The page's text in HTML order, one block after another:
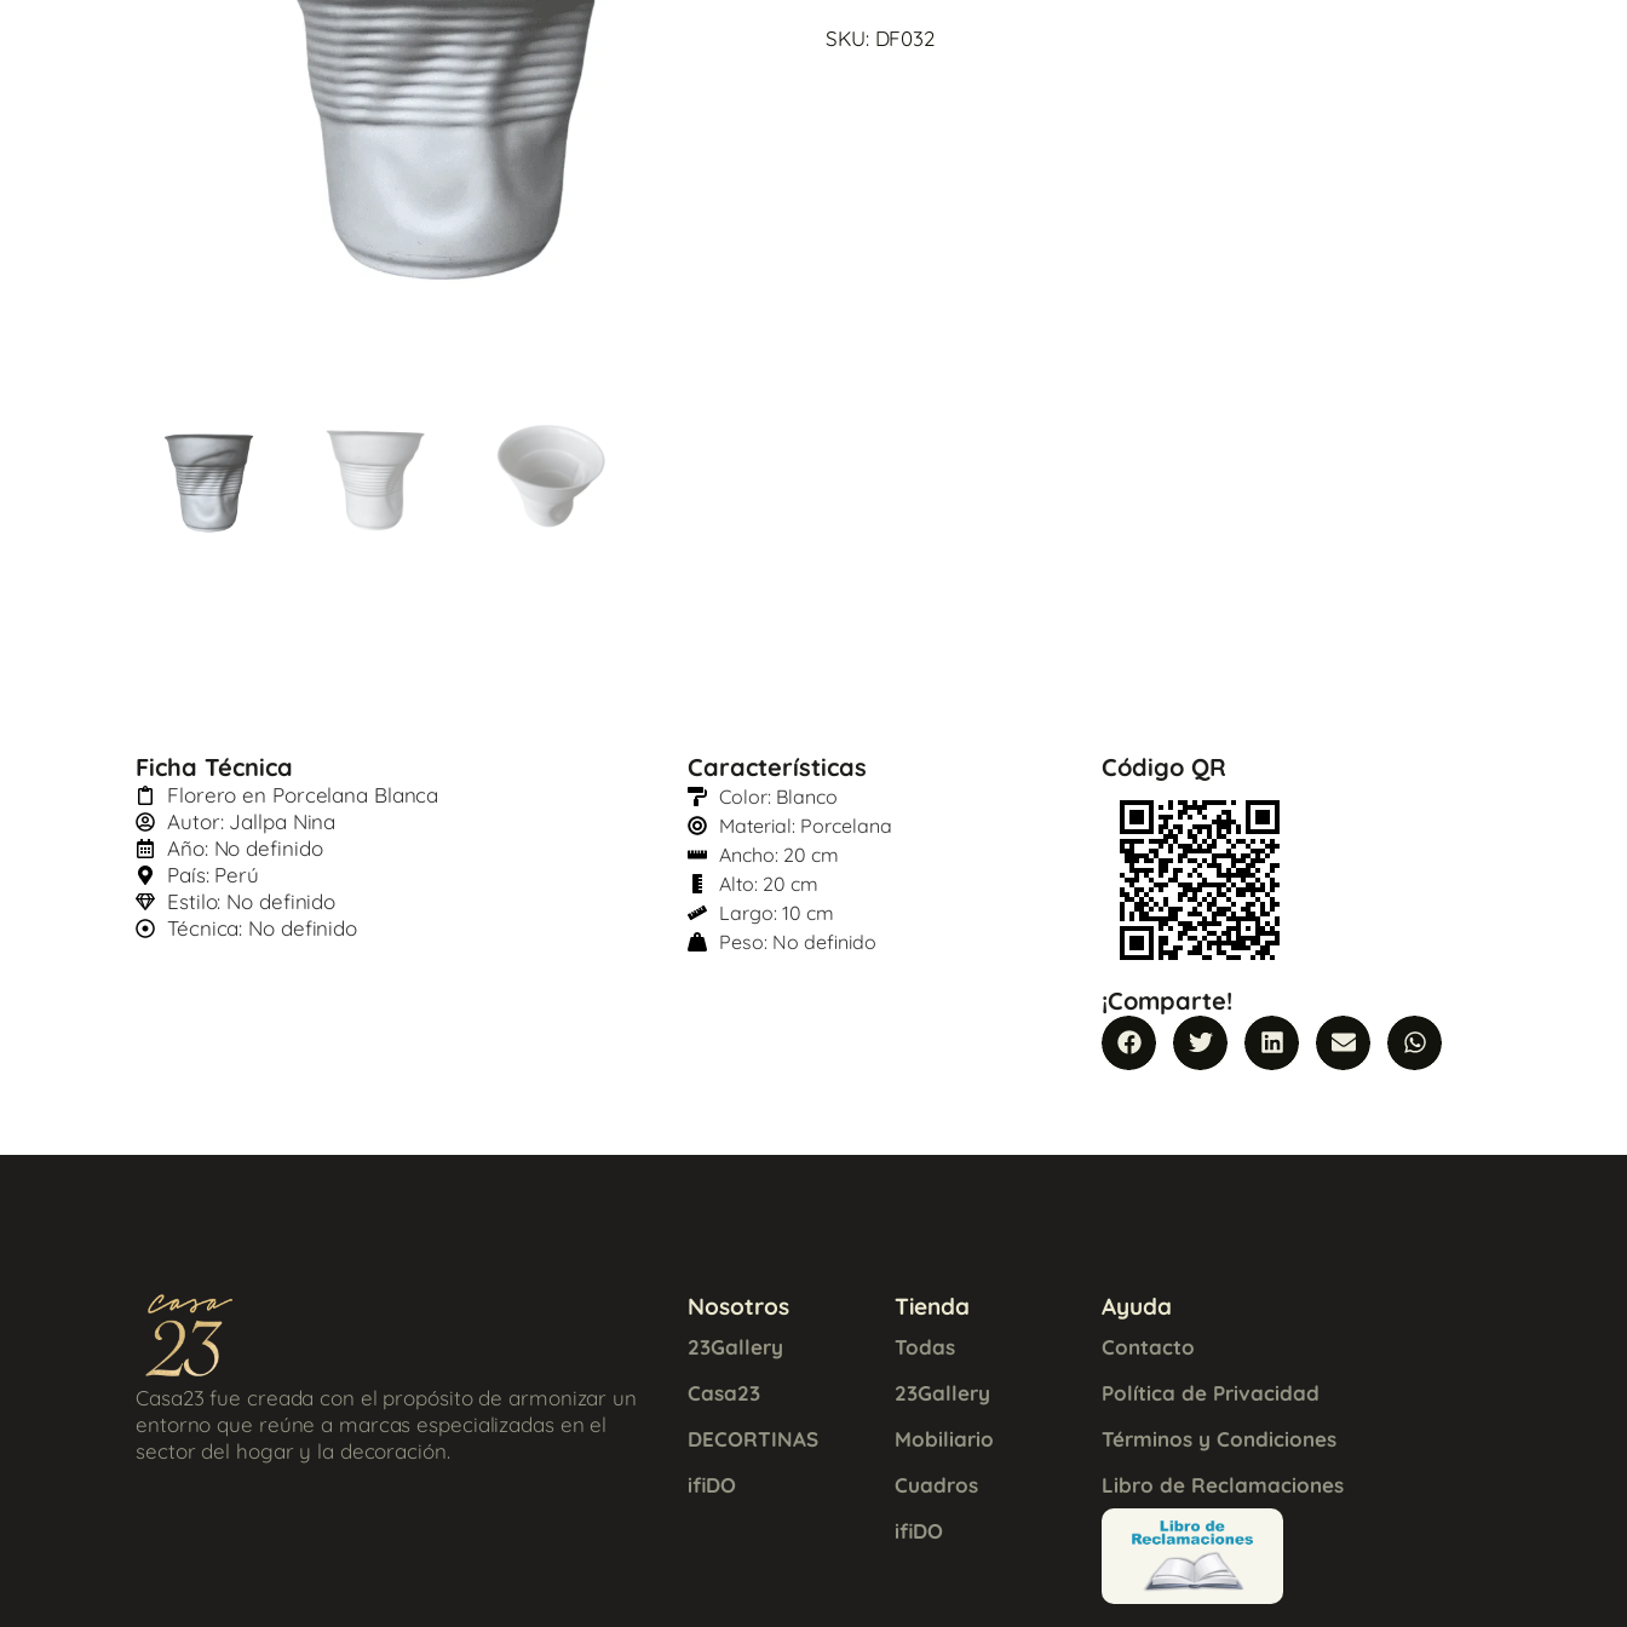
SKU: DF032
Ficha Técnica
Florero en Porcelana Blanca
Autor: Jallpa Nina
Año: No definido
País: Perú
Estilo: No definido
Técnica: No definido
Características
Color: Blanco
Material: Porcelana
Ancho: 20 cm
Alto: 20 cm
Largo: 10 cm
Peso: No definido
Código QR
¡Comparte!
Casa23 fue creada con el propósito de armonizar un
entorno que reúne a marcas especializadas en el
sector del hogar y la decoración.
Nosotros
23Gallery
Casa23
DECORTINAS
ifiDO
Tienda
Todas
23Gallery
Mobiliario
Cuadros
ifiDO
Ayuda
Contacto
Política de Privacidad
Términos y Condiciones
Libro de Reclamaciones